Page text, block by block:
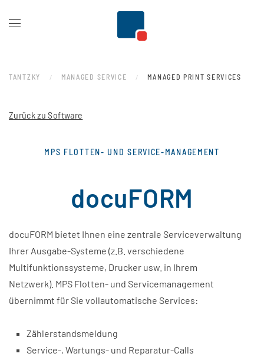
TANTZKY MANAGED SERVICE MANAGED PRINT SERVICES
Zurück zu Software
MPS FLOTTEN- UND SERVICE-MANAGEMENT
docuFORM
docuFORM bietet Ihnen eine zentrale Serviceverwaltung
Ihrer Ausgabe-Systeme (z.B. verschiedene
Multifunktionssysteme, Drucker usw. in Ihrem
Netzwerk). MPS Flotten- und Servicemanagement
übernimmt für Sie vollautomatische Services:
Zählerstandsmeldung
Service-, Wartungs- und Reparatur-Calls